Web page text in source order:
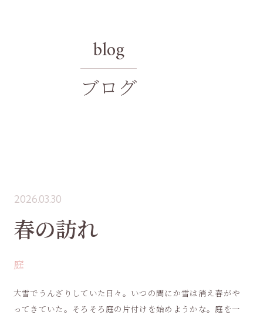
blog
ブログ
2026.03.30
春の訪れ
庭
大雪でうんざりしていた日々。いつの間にか雪は消え春がや
ってきていた。そろそろ庭の片付けを始めようかな。庭を一